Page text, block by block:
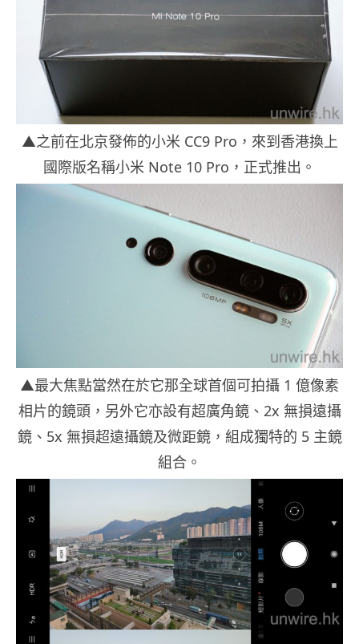
▲之前在北京發佈的小米 CC9 Pro，來到香港換上
國際版名稱小米 Note 10 Pro，正式推出。
▲最大焦點當然在於它那全球首個可拍攝 1 億像素
相片的鏡頭，另外它亦設有超廣角鏡、2x 無損遠攝
鏡、5x 無損超遠攝鏡及微距鏡，組成獨特的 5 主鏡
組合。